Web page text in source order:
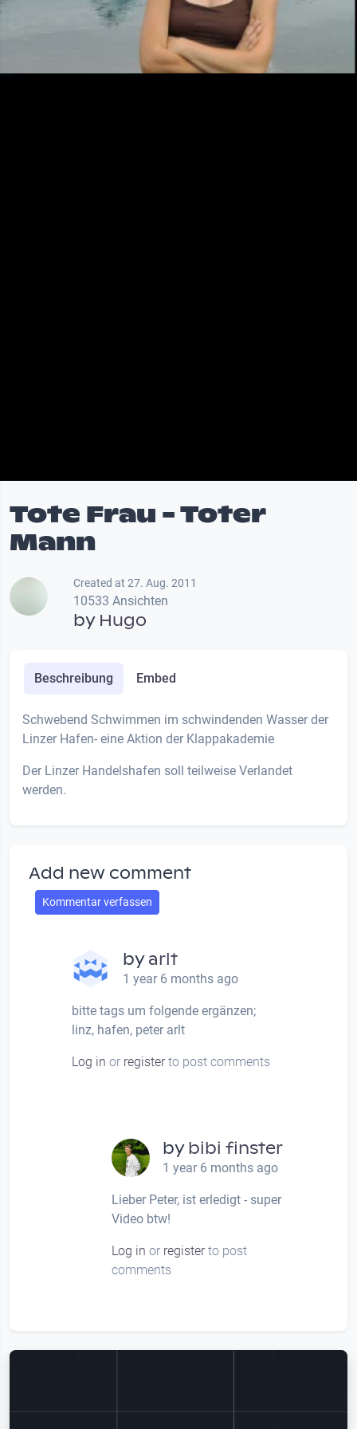
Video
Tote Frau - Toter
Mann
Created at 27. Aug. 2011
10533 Ansichten
by Hugo
Beschreibung Embed
Schwebend Schwimmen im schwindenden Wasser der
Linzer Hafen- eine Aktion der Klappakademie
Der Linzer Handelshafen soll teilweise Verlandet
werden.
Add new comment
Kommentar verfassen
byarlt
1 year 6 months ago
bitte tags um folgende ergänzen;
linz, hafen, peter arlt
Log in or registerto post comments
bybibi finster
1 year 6 months ago
bitte folgende tags ergänzen…
Lieber Peter, ist erledigt - super
Video btw!
Log in or registerto post
comments